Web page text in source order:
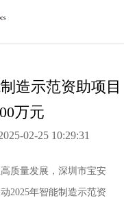
造示范资助项目
万元
02-25 10:29:31
质量发展，深圳市宝安
2025年智能制造示范资